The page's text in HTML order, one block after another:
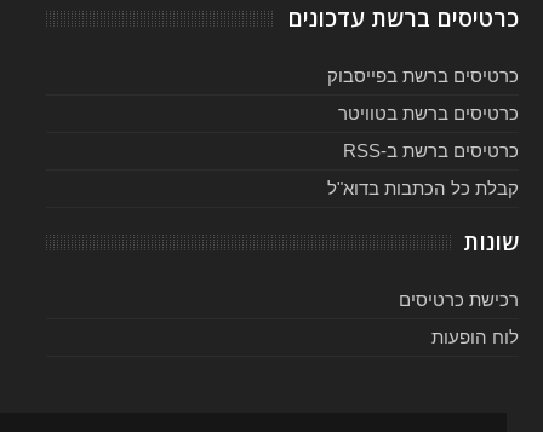
כרטיסים ברשת עדכונים
כרטיסים ברשת בפייסבוק
כרטיסים ברשת בטוויטר
כרטיסים ברשת ב-RSS
קבלת כל הכתבות בדוא"ל
שונות
רכישת כרטיסים
לוח הופעות